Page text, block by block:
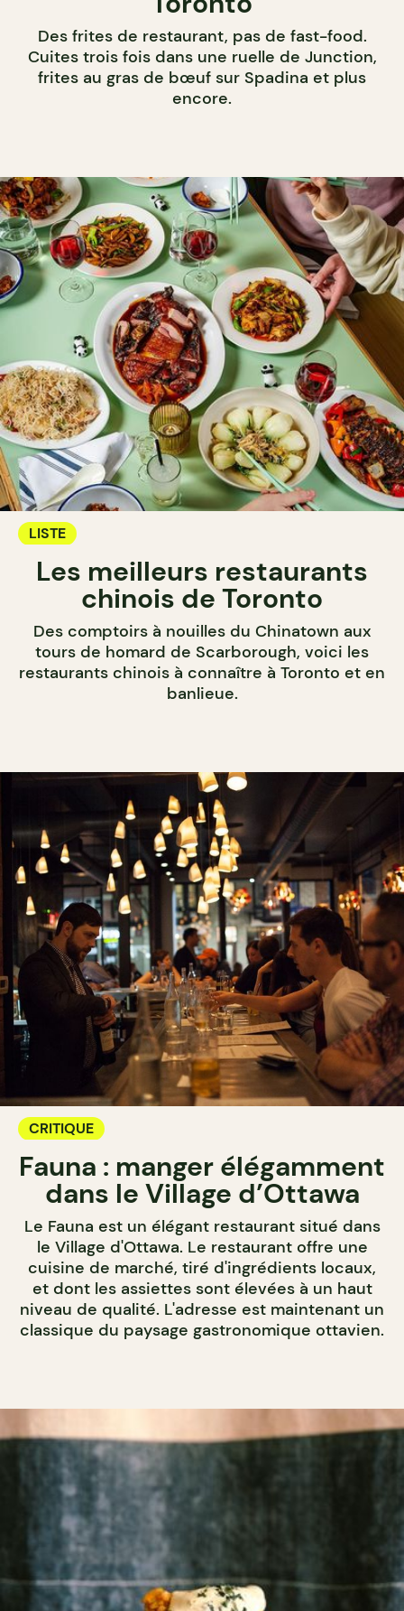
Des frites de restaurant, pas de fast-food.
Cuites trois fois dans une ruelle de Junction,
frites au gras de bœuf sur Spadina et plus
encore.
LISTE
Les meilleurs restaurants
chinois de Toronto
Des comptoirs à nouilles du Chinatown aux
tours de homard de Scarborough, voici les
restaurants chinois à connaître à Toronto et en
banlieue.
CRITIQUE
Fauna : manger élégamment
dans le Village d’Ottawa
Le Fauna est un élégant restaurant situé dans
le Village d'Ottawa. Le restaurant offre une
cuisine de marché, tiré d'ingrédients locaux,
et dont les assiettes sont élevées à un haut
niveau de qualité. L'adresse est maintenant un
classique du paysage gastronomique ottavien.